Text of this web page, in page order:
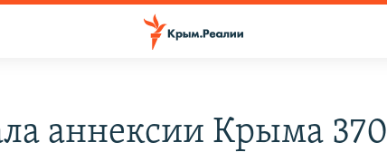
аннексии Крыма 370